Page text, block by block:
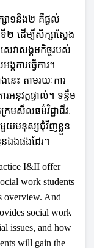
ក្សា១និង២ គឺផ្តល់
២ ដើម្បីសិក្សាស្វែង
វាសង្គមកិច្ចរបស់
ការធ្វើការ។
ះ តាមរយៈការ
អនុវត្តផ្ទាល់។ ទន្ទឹម
មសីលធម៌វិជ្ជាជីវៈ
មួយមនុស្សជុំវិញខ្លួន
នឯងផងដែរ។
I&II offer
work students
overview. And
social work
issues, and how
will gain the